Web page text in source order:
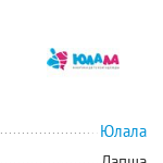
Юлала